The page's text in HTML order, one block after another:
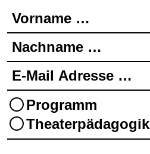
Vorname …
Nachname …
E-Mail Adresse …
Programm
Theaterpädagogik